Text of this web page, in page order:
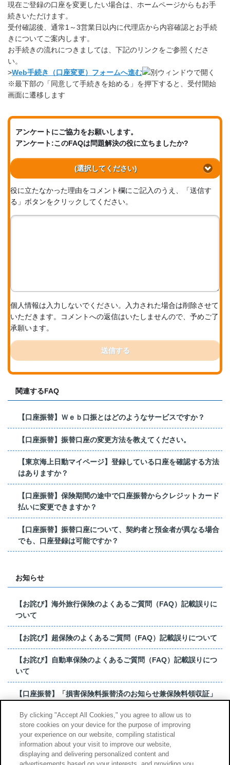
現在ご登録の口座を変更したい場合は、ホームページからもお手
続きいただけます。
受付確認後、通常1～3営業日以内に代理店から内容確認とお手続
きについてご案内します。
お手続きの流れにつきましては、下記のリンクをご参照くださ
い。
>Web手続き（口座変更）フォームへ進む
※最下部の「同意して手続きを始める」を押下すると、受付開始
画面に遷移します
アンケートにご協力をお願いします。
アンケート:このFAQは問題解決の役に立ちましたか?
(選択してください)
役に立たなかった理由をコメント欄にご記入のうえ、「送信す
る」ボタンをクリックしてください。
個人情報は入力しないでください。入力された場合は削除させて
いただきます。コメントへの返信はいたしませんので、予めご了
承願います。
送信する
関連するFAQ
【口座振替】Ｗｅｂ口振とはどのようなサービスですか？
【口座振替】振替口座の変更方法を教えてください。
【東京海上日動マイページ】登録している口座を確認する方法
はありますか？
【口座振替】保険期間の途中で口座振替からクレジットカード
払いに変更できますか？
【口座振替】振替口座について、契約者と預金者が異なる場合
でも、口座登録は可能ですか？
お知らせ
【お詫び】海外旅行保険のよくあるご質問（FAQ）記載誤りに
ついて
【お詫び】超保険のよくあるご質問（FAQ）記載誤りについて
【お詫び】自動車保険のよくあるご質問（FAQ）記載誤りにつ
いて
【口座振替】「損害保険料振替済のお知らせ兼保険料領収証」
【お詫び】超保険のよくあるご質問（FAQ）記載誤りについて
もっと見る
By clicking "Accept All Cookies," you agree to allow us to
store cookies on your device for the purpose of improving
your experience on our website, compiling statistical
information about your visit to improve our website,
displaying and delivering personalized content and